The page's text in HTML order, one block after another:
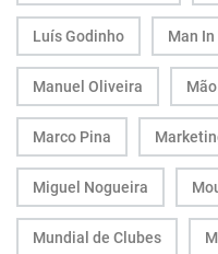
Luís Godinho Man
Manuel Oliveira Mão
Marco Pina
Miguel Nogueira
Mundial de Clubes